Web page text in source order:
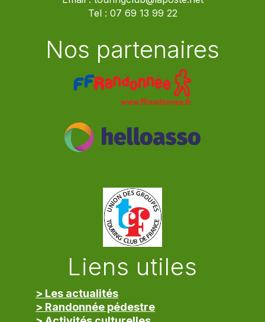
Tel : 07 69 13 99 22
Nos partenaires
Liens utiles
> Les actualités
> Randonnée pédestre